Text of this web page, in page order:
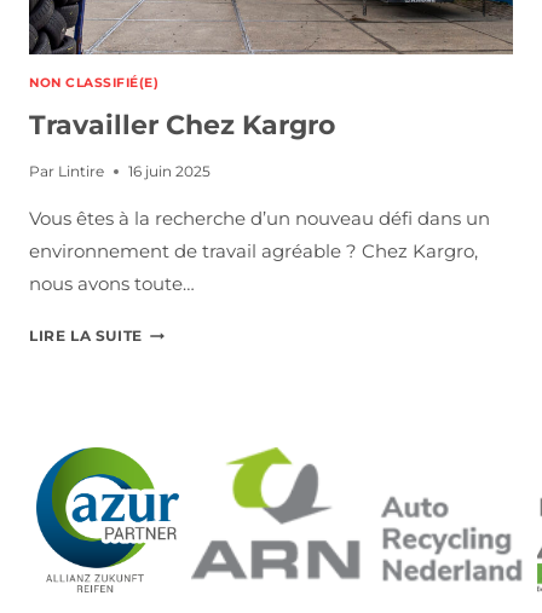
NON CLASSIFIÉ(E)
Travailler Chez Kargro
Par Lintire 16 juin 2025
Vous êtes à la recherche d’un nouveau défi dans un
environnement de travail agréable ? Chez Kargro,
nous avons toute…
LIRE LA SUITET
L
E
C